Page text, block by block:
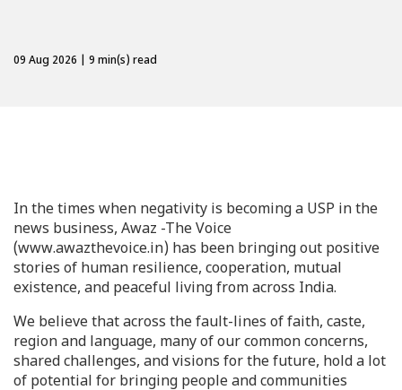
09 Aug 2026 | 9 min(s) read
In the times when negativity is becoming a USP in the
news business, Awaz -The Voice
(www.awazthevoice.in) has been bringing out positive
stories of human resilience, cooperation, mutual
existence, and peaceful living from across India.
We believe that across the fault-lines of faith, caste,
region and language, many of our common concerns,
shared challenges, and visions for the future, hold a lot
of potential for bringing people and communities